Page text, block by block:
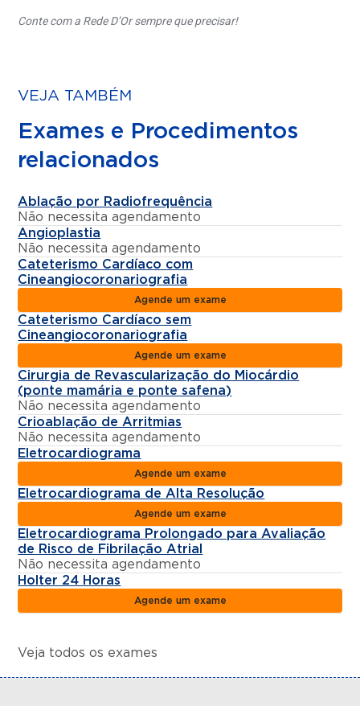
Conte com a Rede D’Or sempre que precisar!
VEJA TAMBÉM
Exames e Procedimentos
relacionados
Ablação por Radiofrequência
Não necessita agendamento
Angioplastia
Não necessita agendamento
Cateterismo Cardíaco com
Cineangiocoronariografia
Agende um exame
Cateterismo Cardíaco sem
Cineangiocoronariografia
Agende um exame
Cirurgia de Revascularização do Miocárdio
(ponte mamária e ponte safena)
Não necessita agendamento
Crioablação de Arritmias
Não necessita agendamento
Eletrocardiograma
Agende um exame
Eletrocardiograma de Alta Resolução
Agende um exame
Eletrocardiograma Prolongado para Avaliação
de Risco de Fibrilação Atrial
Não necessita agendamento
Holter 24 Horas
Agende um exame
Veja todos os exames